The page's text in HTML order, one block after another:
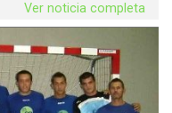
Ver noticia completa